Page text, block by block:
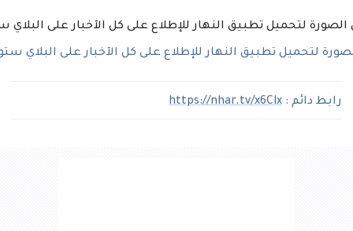
لتحميل تطبيق النهار للإطلاع على كل الآخبار على البلاي
رابط دائم : https://nhar.tv/x6Clx